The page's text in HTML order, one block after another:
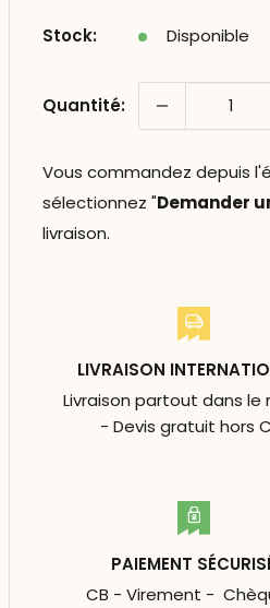
Stock: Disponible
Quantité:
Vous commandez depuis
sélectionnez "Demander
livraison.
LIVRAISON
Livraison partout dans le
- Devis gratuit hors
PAIEMENT
CB - Virement -